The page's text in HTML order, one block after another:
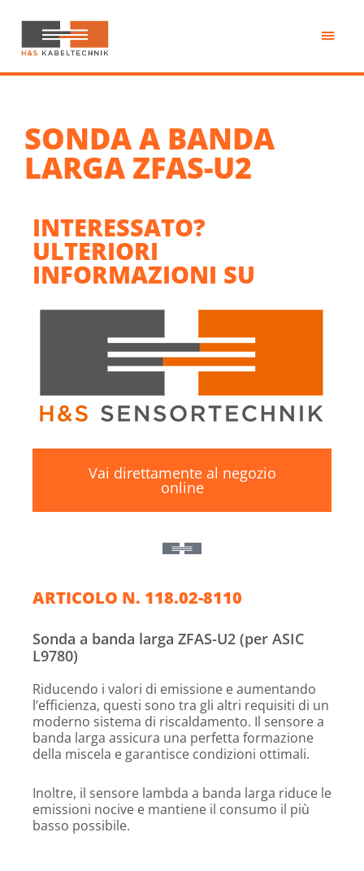
contenuto
principale
H&S
Kabeltechnik
SONDA A BANDA
LARGA ZFAS-U2
INTERESSATO?
ULTERIORI
INFORMAZIONI SU
Vai direttamente al negozio
online
ARTICOLO N. 118.02-8110
Sonda a banda larga ZFAS-U2 (per ASIC
L9780)
Riducendo i valori di emissione e aumentando
l’efficienza, questi sono tra gli altri requisiti di un
moderno sistema di riscaldamento. Il sensore a
banda larga assicura una perfetta formazione
della miscela e garantisce condizioni ottimali.
Inoltre, il sensore lambda a banda larga riduce le
emissioni nocive e mantiene il consumo il più
basso possibile.